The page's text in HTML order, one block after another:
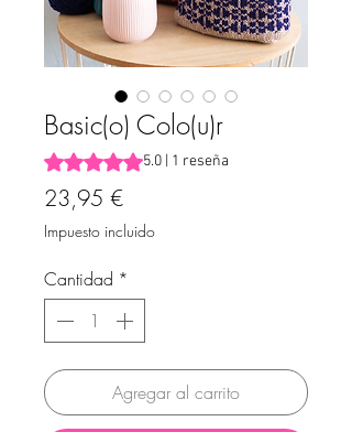
Basic(o) Colo(u)r
Según 1 reseña, la calificación es de
5.0 | 1 reseña
23,95 €Precio
Impuesto incluido
Cantidad *
Agregar al carrito